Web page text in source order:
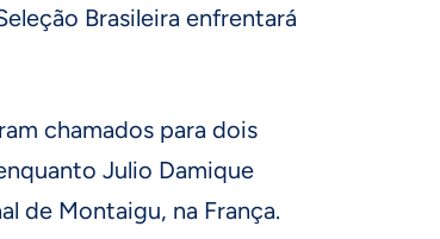
Brasileira enfrentará
chamados para dois
Julio Damique
de Montaigu, na França.